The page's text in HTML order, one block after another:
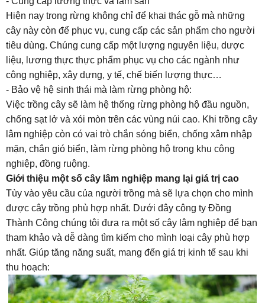
Hiện nay trong rừng không chỉ để khai thác gỗ mà những
cây này còn để phục vụ, cung cấp các sản phẩm cho người
tiêu dùng. Chúng cung cấp một lượng nguyên liệu, dược
liệu, lương thực thực phẩm phục vụ cho các ngành như
công nghiệp, xây dựng, y tế, chế biến lượng thực…
- Bảo vệ hệ sinh thái mà làm rừng phòng hộ:
Việc trồng cây sẽ làm hệ thống rừng phòng hộ đầu nguồn,
chống sạt lở và xói mòn trên các vùng núi cao. Khi trồng cây
lâm nghiệp còn có vai trò chắn sóng biển, chống xâm nhập
mặn, chắn gió biển, làm rừng phòng hộ trong khu công
nghiệp, đồng ruộng.
Giới thiệu một số cây lâm nghiệp mang lại giá trị cao
Tùy vào yêu cầu của người trồng mà sẽ lựa chọn cho mình
được cây trồng phù hợp nhất. Dưới đây công ty Đồng
Thành Công chúng tôi đưa ra một số cây lâm nghiệp để bạn
tham khảo và dễ dàng tìm kiếm cho mình loại cây phù hợp
nhất. Giúp tăng năng suất, mang đến giá trị kinh tế sau khi
thu hoạch: